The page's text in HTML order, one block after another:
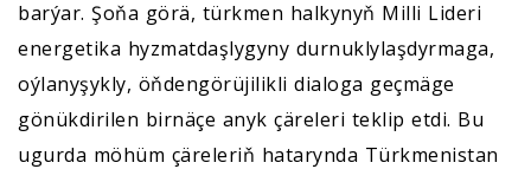
barýar. Şoňa görä, türkmen halkynyň Milli Lideri
energetika hyzmatdaşlygyny durnuklylaşdyrmaga,
oýlanyşykly, öňdengörüjilikli dialoga geçmäge
gönükdirilen birnäçe anyk çäreleri teklip etdi. Bu
ugurda möhüm çäreleriň hatarynda Türkmenistan